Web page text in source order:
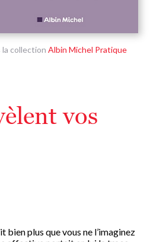
la collection Albin Michel Pratique
vos
bien plus que vous ne l’imaginez